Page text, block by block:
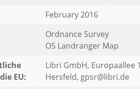
February 2016
Ordnance Survey
OS Landranger Map
EU:
Libri GmbH, Europaallee
Hersfeld, gpsr@libri.de